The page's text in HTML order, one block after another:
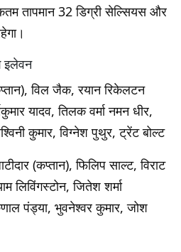
तापमान 32 डिग्री सेल्सियस और
इलेवन
विल जैक, रयान रिकेलटन
यादव, तिलक वर्मा नमन धीर,
कुमार, विग्नेश पुथुर, ट्रेंट बोल्ट
(कप्तान), फिलिप साल्ट, विराट
लिविंगस्टोन, जितेश शर्मा
पंड्या, भुवनेश्वर कुमार, जोश